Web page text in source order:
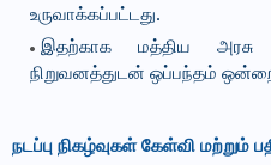
உருவாக்கப்பட்டது.
இதற்காக மத்திய
நிறுவனத்துடன் ஒப்பந்தம்
நடப்பு நிகழ்வுகள் கேள்வி மற்றும்